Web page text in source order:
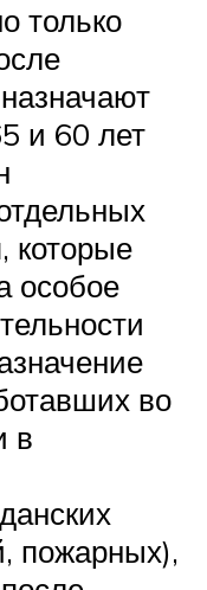
только
и 60 лет
которые
особое
во
в
пожарных),